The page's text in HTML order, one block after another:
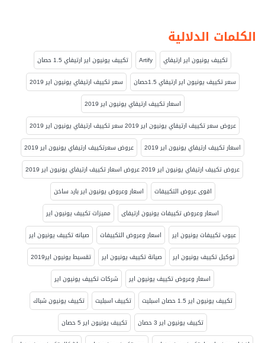
الكلمات الدلالية
تكييف يونيون اير ارتيفاي Artify
تكييف يونيون اير ارتيفاي 1.5 حصان
سعر تكييف يونيون اير ارتيفاي 1.5حصان
سعر تكييف ارتيفاي يونيون اير 2019
اسعار تكييف ارتيفاي يونيون اير 2019
عروض سعر تكييف ارتيفاي يونيون اير 2019 سعر تكييف ارتيفاي يونيون اير 2019
اسعار تكييف ارتيفاي يونيون اير 2019
عروض سعرتكييف ارتيفاي يونيون اير 2019
عروض تكييف ارتيفاي يونيون اير 2019 عروض اسعار تكييف ارتيفاي يونيون اير 2019
اقوى عروض التكييفات
اسعار وعروض يونيون اير بارد ساخن
اسعار وعروض تكييفات يونيون ارتيفاى
مميزات تكييف يونيون اير
عيوب تكييفات يونيون اير
اسعار وعروض التكييفات
صيانه تكييف يونيون اير
توكيل تكييف يونيون اير
صيانة تكييف يونيون اير
تقسيط يونيون اير2019
اسعار وعروض تكييف يونيون اير
شركات تكييف يونيون اير
تكييف يونيون اير 1.5 حصان اسبليت
تكييف اسبليت
تكييف يونيون شباك
تكييف يونيون اير 3 حصان
تكييف يونيون اير 5 حصان